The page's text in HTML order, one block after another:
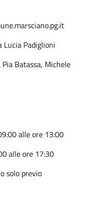
Lucia Padiglioni
Batassa, Michele
alle ore 13:00
alle ore 17:30
solo previo